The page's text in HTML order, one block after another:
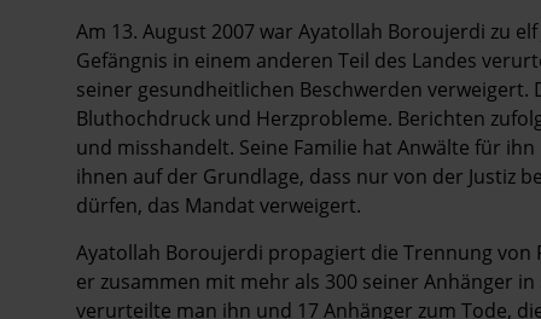
Am 13. August 2007 war Ayatollah Boroujerdi zu
Gefängnis in einem anderen Teil des Landes
seiner gesundheitlichen Beschwerden verweigert.
Bluthochdruck und Herzprobleme. Berichten
und misshandelt. Seine Familie hat Anwälte für
ihnen auf der Grundlage, dass nur von der Justiz
dürfen, das Mandat verweigert.
Ayatollah Boroujerdi propagiert die Trennung von
er zusammen mit mehr als 300 seiner Anhänger
verurteilte man ihn und 17 Anhänger zum Tode,